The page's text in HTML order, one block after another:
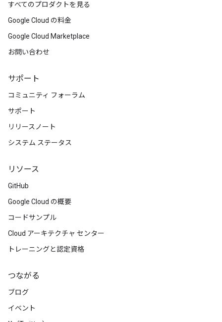
すべてのプロダクトを見る
Google Cloud の料金
Google Cloud Marketplace
お問い合わせ
サポート
コミュニティ フォーラム
サポート
リリースノート
システム ステータス
リソース
GitHub
Google Cloud の概要
コードサンプル
Cloud アーキテクチャ センター
トレーニングと認定資格
つながる
ブログ
イベント